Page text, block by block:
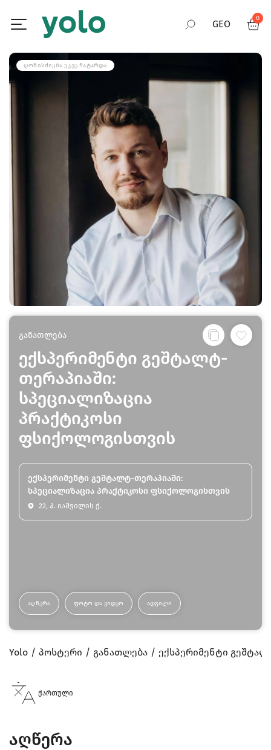
GEO
0
ᲦᲝᲜᲘᲡᲫᲘᲔᲑᲐ ᲣᲙᲕᲔ ᲩᲐᲢᲐᲠᲓᲐ
განათლება
ექსპერიმენტი გეშტალტ-
თერაპიაში:
სპეციალიზაცია
პრაქტიკოსი
ფსიქოლოგისთვის
ექსპერიმენტი გეშტალტ-თერაპიაში:
სპეციალიზაცია პრაქტიკოსი ფსიქოლოგისთვის
22, პ. იაშვილის ქ.
ᲐᲦᲬᲔᲠᲐ ᲤᲝᲢᲝ ᲓᲐ ᲕᲘᲓᲔᲝ ᲐᲓᲒᲘᲚᲘ
Yolo პოსტერი განათლება ექსპერიმენტი
ქართული
აღწერა